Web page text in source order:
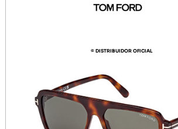
© DISTRIBUIDOR OFICIAL